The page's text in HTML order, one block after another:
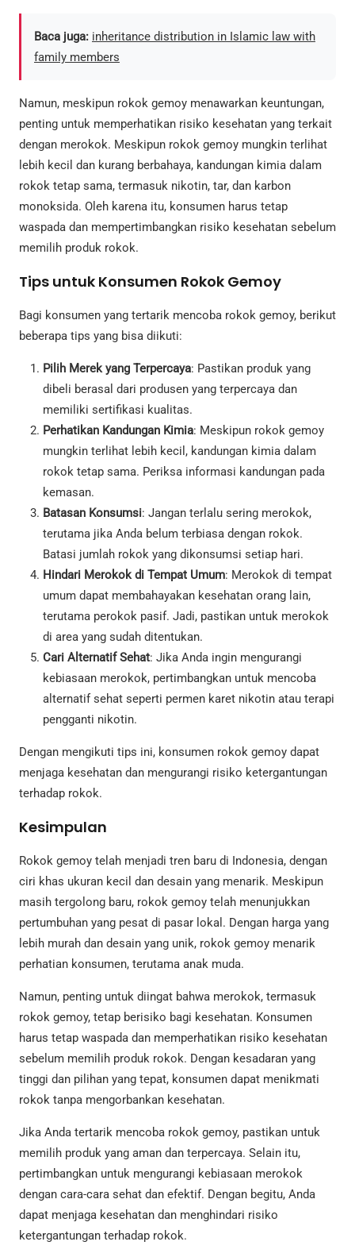
Baca juga: inheritance distribution in Islamic law with
family members
Namun, meskipun rokok gemoy menawarkan keuntungan,
penting untuk memperhatikan risiko kesehatan yang terkait
dengan merokok. Meskipun rokok gemoy mungkin terlihat
lebih kecil dan kurang berbahaya, kandungan kimia dalam
rokok tetap sama, termasuk nikotin, tar, dan karbon
monoksida. Oleh karena itu, konsumen harus tetap
waspada dan mempertimbangkan risiko kesehatan sebelum
memilih produk rokok.
Tips untuk Konsumen Rokok Gemoy
Bagi konsumen yang tertarik mencoba rokok gemoy, berikut
beberapa tips yang bisa diikuti:
Pilih Merek yang Terpercaya: Pastikan produk yang
dibeli berasal dari produsen yang terpercaya dan
memiliki sertifikasi kualitas.
Perhatikan Kandungan Kimia: Meskipun rokok gemoy
mungkin terlihat lebih kecil, kandungan kimia dalam
rokok tetap sama. Periksa informasi kandungan pada
kemasan.
Batasan Konsumsi: Jangan terlalu sering merokok,
terutama jika Anda belum terbiasa dengan rokok.
Batasi jumlah rokok yang dikonsumsi setiap hari.
Hindari Merokok di Tempat Umum: Merokok di tempat
umum dapat membahayakan kesehatan orang lain,
terutama perokok pasif. Jadi, pastikan untuk merokok
di area yang sudah ditentukan.
Cari Alternatif Sehat: Jika Anda ingin mengurangi
kebiasaan merokok, pertimbangkan untuk mencoba
alternatif sehat seperti permen karet nikotin atau terapi
pengganti nikotin.
Dengan mengikuti tips ini, konsumen rokok gemoy dapat
menjaga kesehatan dan mengurangi risiko ketergantungan
terhadap rokok.
Kesimpulan
Rokok gemoy telah menjadi tren baru di Indonesia, dengan
ciri khas ukuran kecil dan desain yang menarik. Meskipun
masih tergolong baru, rokok gemoy telah menunjukkan
pertumbuhan yang pesat di pasar lokal. Dengan harga yang
lebih murah dan desain yang unik, rokok gemoy menarik
perhatian konsumen, terutama anak muda.
Namun, penting untuk diingat bahwa merokok, termasuk
rokok gemoy, tetap berisiko bagi kesehatan. Konsumen
harus tetap waspada dan memperhatikan risiko kesehatan
sebelum memilih produk rokok. Dengan kesadaran yang
tinggi dan pilihan yang tepat, konsumen dapat menikmati
rokok tanpa mengorbankan kesehatan.
Jika Anda tertarik mencoba rokok gemoy, pastikan untuk
memilih produk yang aman dan terpercaya. Selain itu,
pertimbangkan untuk mengurangi kebiasaan merokok
dengan cara-cara sehat dan efektif. Dengan begitu, Anda
dapat menjaga kesehatan dan menghindari risiko
ketergantungan terhadap rokok.